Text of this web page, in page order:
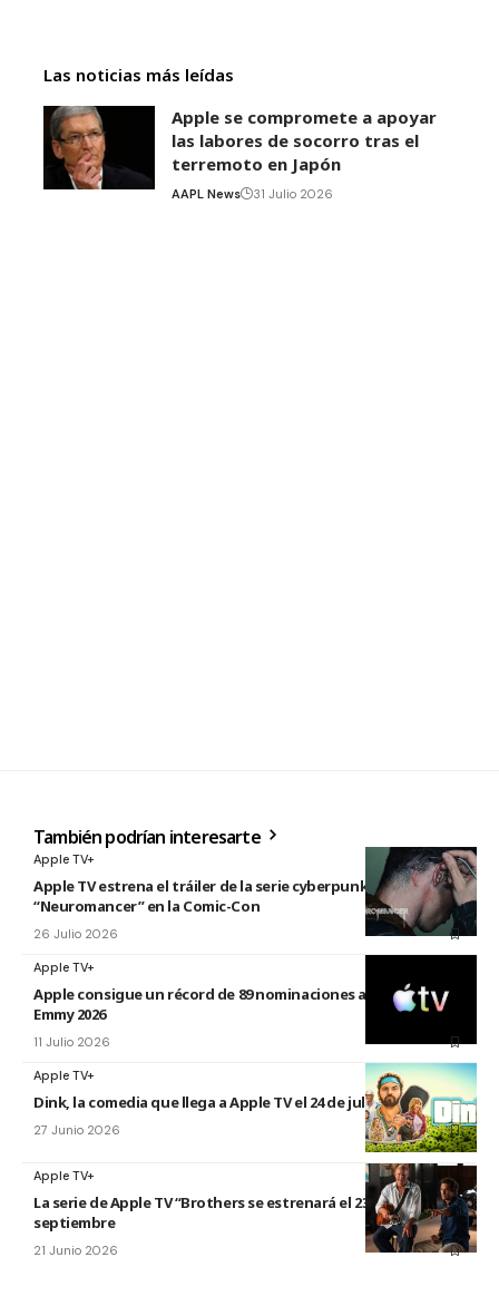
Las noticias más leídas
Apple se compromete a apoyar
las labores de socorro tras el
terremoto en Japón
AAPL News 31 Julio 2026
También podrían interesarte
Apple TV+
Apple TV estrena el tráiler de la serie cyberpunk
“Neuromancer” en la Comic-Con
26 Julio 2026
Apple TV+
Apple consigue un récord de 89 nominaciones a los premios
Emmy 2026
11 Julio 2026
Apple TV+
Dink, la comedia que llega a Apple TV el 24 de julio
27 Junio 2026
Apple TV+
La serie de Apple TV “Brothers se estrenará el 23 de
septiembre
21 Junio 2026